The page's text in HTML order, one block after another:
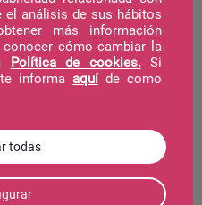
el análisis de sus hábitos
más información
cómo cambiar la
Política de cookies.Si
informa aquíde como